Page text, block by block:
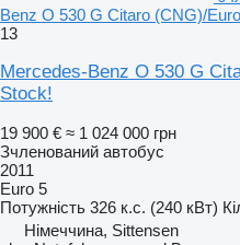
Benz O 530 G Citaro (CNG)/
13
Mercedes-Benz O 530 G
Stock!
19 900 € ≈ 1 024 000 грн
Зчленований автобус
2011
Euro 5
Потужність 326 к.с. (240 кВт)
Німеччина, Sittensen